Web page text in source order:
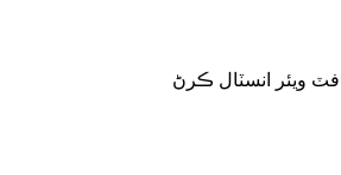
ويئر انسٽال ڪرڻ